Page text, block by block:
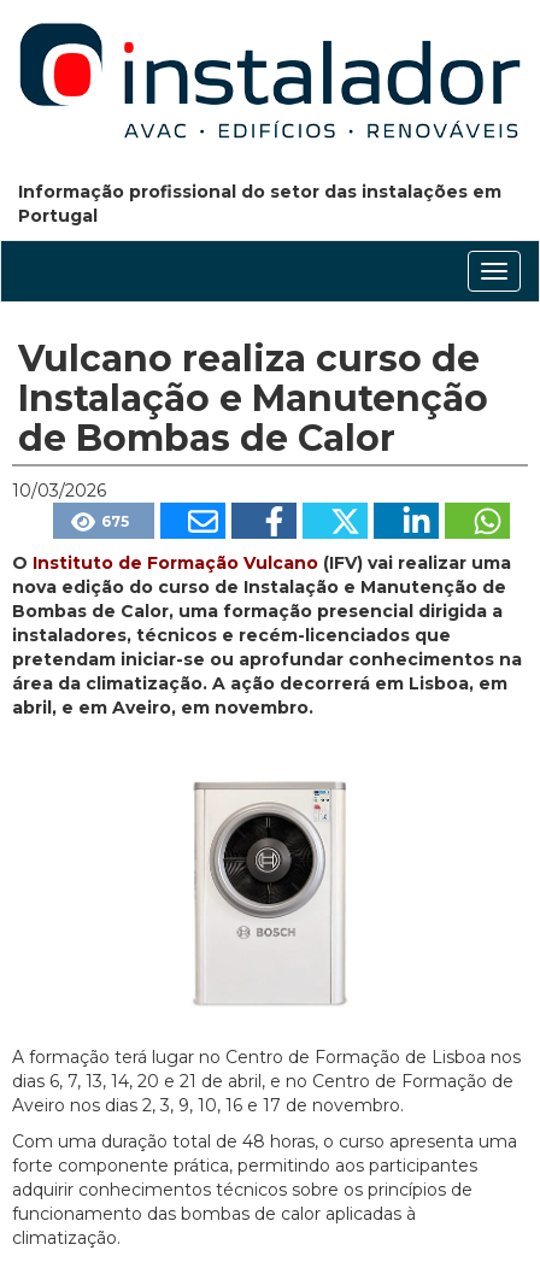
Informação profissional do setor das instalações em
Portugal
Vulcano realiza curso de
Instalação e Manutenção
de Bombas de Calor
10/03/2026
675
O Instituto de Formação Vulcano (IFV) vai realizar uma
nova edição do curso de Instalação e Manutenção de
Bombas de Calor, uma formação presencial dirigida a
instaladores, técnicos e recém-licenciados que
pretendam iniciar-se ou aprofundar conhecimentos na
área da climatização. A ação decorrerá em Lisboa, em
abril, e em Aveiro, em novembro.
A formação terá lugar no Centro de Formação de Lisboa nos
dias 6, 7, 13, 14, 20 e 21 de abril, e no Centro de Formação de
Aveiro nos dias 2, 3, 9, 10, 16 e 17 de novembro.
Com uma duração total de 48 horas, o curso apresenta uma
forte componente prática, permitindo aos participantes
adquirir conhecimentos técnicos sobre os princípios de
funcionamento das bombas de calor aplicadas à
climatização.